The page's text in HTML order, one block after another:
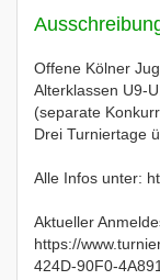
Offene Kölner
Alterklassen U9-
(separate
Drei Turniertage
Alle Infos unter:
Aktueller
https://
424D-90F0-